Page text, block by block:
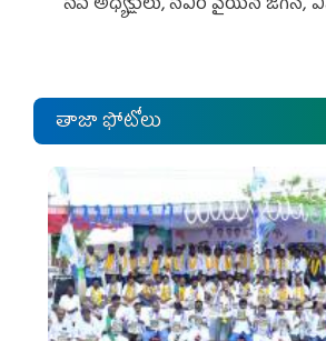
తాజా ఫోటోలు